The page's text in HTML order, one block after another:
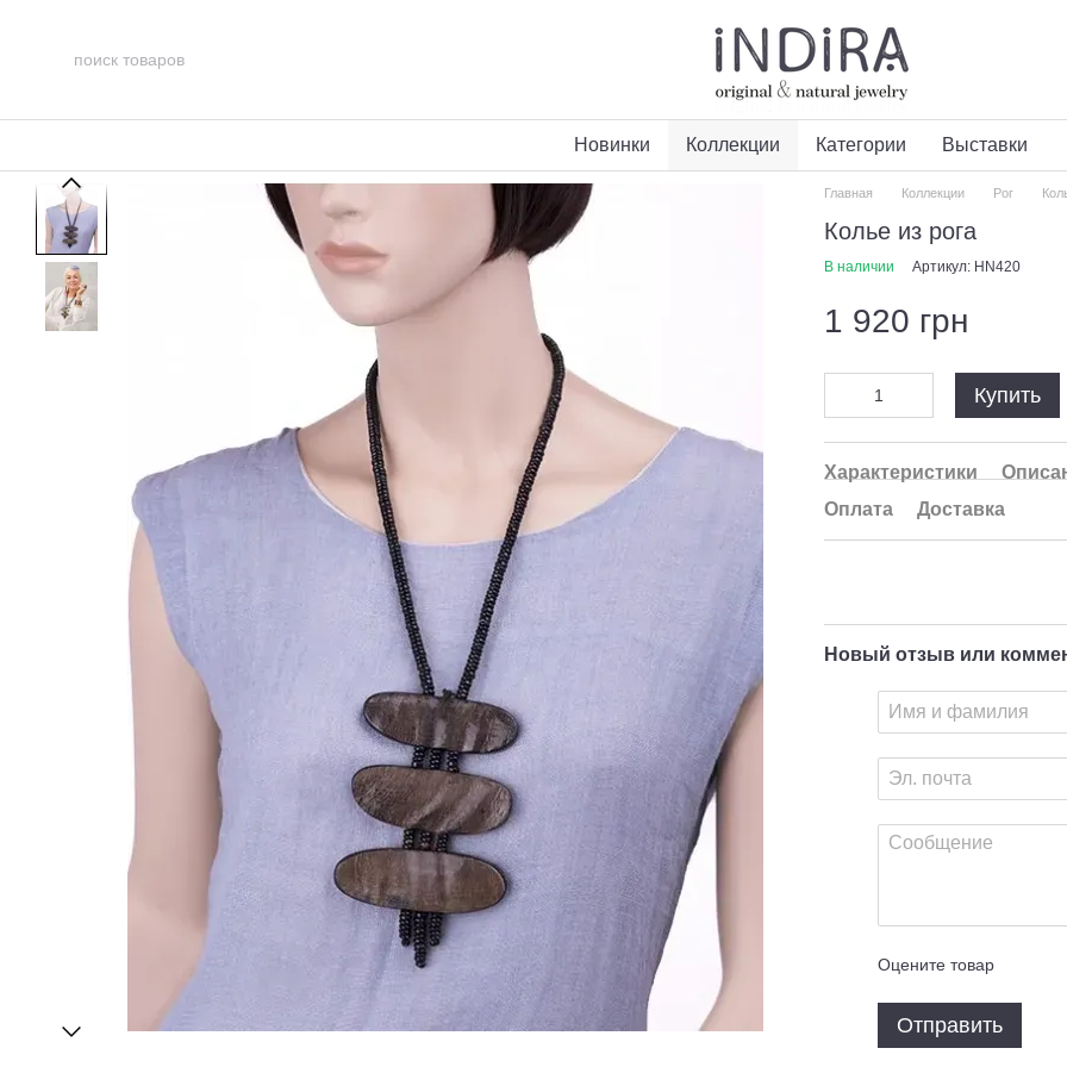
Новинки Коллекции Категории Выставки
Главная Коллекции Рог
Колье из рога
В наличии Артикул: HN420
1 920 грн
Купить
Характеристики
Оплата
Доставка
Новый отзыв или
Оцените товар
Отправить